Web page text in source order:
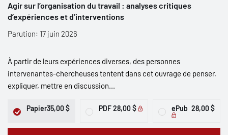
Agir sur l’organisation du travail : analyses critiques
d’expériences et d’interventions
Parution: 17 juin 2026
À partir de leurs expériences diverses, des personnes
intervenantes-chercheuses tentent dans cet ouvrage de penser,
expliquer, mettre en discussion...
Papier35,00 $ PDF28,00 $ ePub 28,00 $